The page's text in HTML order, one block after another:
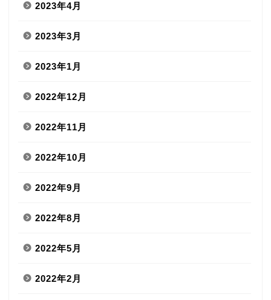
2023年4月
2023年3月
2023年1月
2022年12月
2022年11月
2022年10月
2022年9月
2022年8月
2022年5月
2022年2月